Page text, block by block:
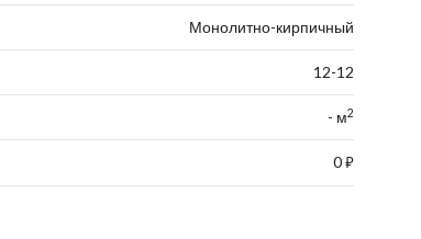
Монолитно-кирпичный
12-12
- м2
0⃏